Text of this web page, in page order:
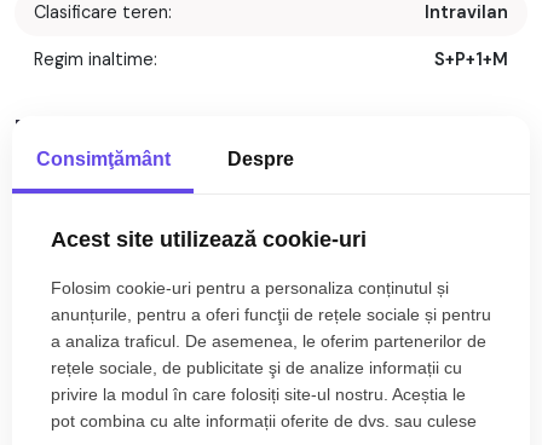
Clasificare teren: Intravilan
Regim inaltime: S+P+1+M
Descriere
Daia, in apropiere de Zorabia.
generoasa de 185 m.
Proprietatea beneficiaza de o priveliste panoramica
deosebita asupra orasului Sibiu, una dintre cele mai
spectaculoase din zona.
Accesul se face pe un drum cu latimea de 10 m, asigurand
confort si functionalitate.
Consimţământ Despre
Acest site utilizează cookie-uri
Folosim cookie-uri pentru a personaliza conținutul și
anunțurile, pentru a oferi funcţii de rețele sociale și pentru
a analiza traficul. De asemenea, le oferim partenerilor de
rețele sociale, de publicitate şi de analize informații cu
privire la modul în care folosiți site-ul nostru. Aceștia le
pot combina cu alte informații oferite de dvs. sau culese